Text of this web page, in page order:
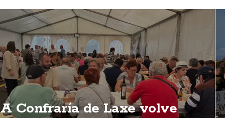
A Confraría de Laxe volve